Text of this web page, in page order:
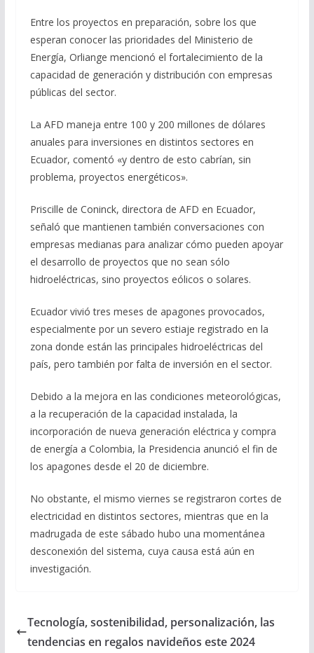
Entre los proyectos en preparación, sobre los que
esperan conocer las prioridades del Ministerio de
Energía, Orliange mencionó el fortalecimiento de la
capacidad de generación y distribución con empresas
públicas del sector.
La AFD maneja entre 100 y 200 millones de dólares
anuales para inversiones en distintos sectores en
Ecuador, comentó «y dentro de esto cabrían, sin
problema, proyectos energéticos».
Priscille de Coninck, directora de AFD en Ecuador,
señaló que mantienen también conversaciones con
empresas medianas para analizar cómo pueden apoyar
el desarrollo de proyectos que no sean sólo
hidroeléctricas, sino proyectos eólicos o solares.
Ecuador vivió tres meses de apagones provocados,
especialmente por un severo estiaje registrado en la
zona donde están las principales hidroeléctricas del
país, pero también por falta de inversión en el sector.
Debido a la mejora en las condiciones meteorológicas,
a la recuperación de la capacidad instalada, la
incorporación de nueva generación eléctrica y compra
de energía a Colombia, la Presidencia anunció el fin de
los apagones desde el 20 de diciembre.
No obstante, el mismo viernes se registraron cortes de
electricidad en distintos sectores, mientras que en la
madrugada de este sábado hubo una momentánea
desconexión del sistema, cuya causa está aún en
investigación.
Tecnología, sostenibilidad, personalización, las
tendencias en regalos navideños este 2024